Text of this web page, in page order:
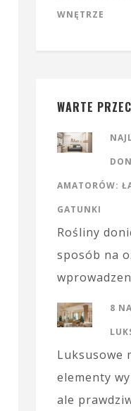
WNĘTRZE
WARTE
AMATORÓW:
GATUNKI
Rośliny
sposób na
8
Luksusowe
elementy
ale